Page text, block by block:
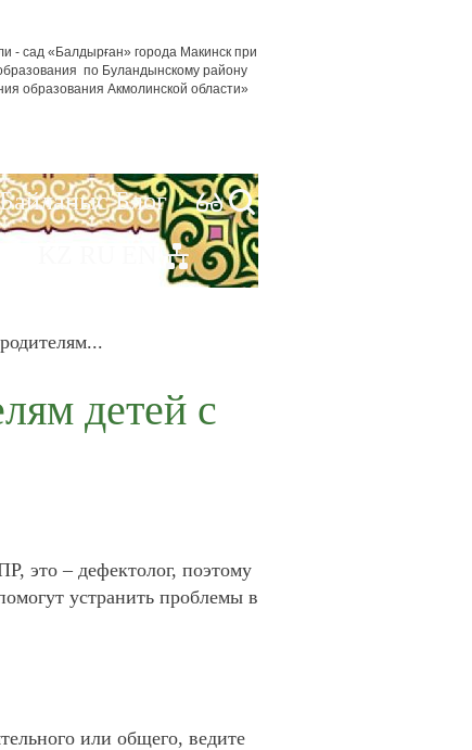
- сад «Балдырған» города Макинск при
по Буландынскому району
образования Акмолинской области»
Байланыс Блог
детей с
это – дефектолог, поэтому
устранить проблемы в
или общего, ведите